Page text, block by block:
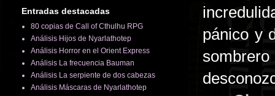
pánico y
Entradas destacadas
80 copias de Call of Cthulhu RPG
Análisis Hijos de Nyarlathotep
Análisis Horror en el Orient Express
Análisis La frecuencia Bauman
Análisis La serpiente de dos cabezas
Análisis Máscaras de Nyarlathotep